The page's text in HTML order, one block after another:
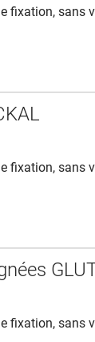
fixation, sans
fixation, sans
fixation, sans